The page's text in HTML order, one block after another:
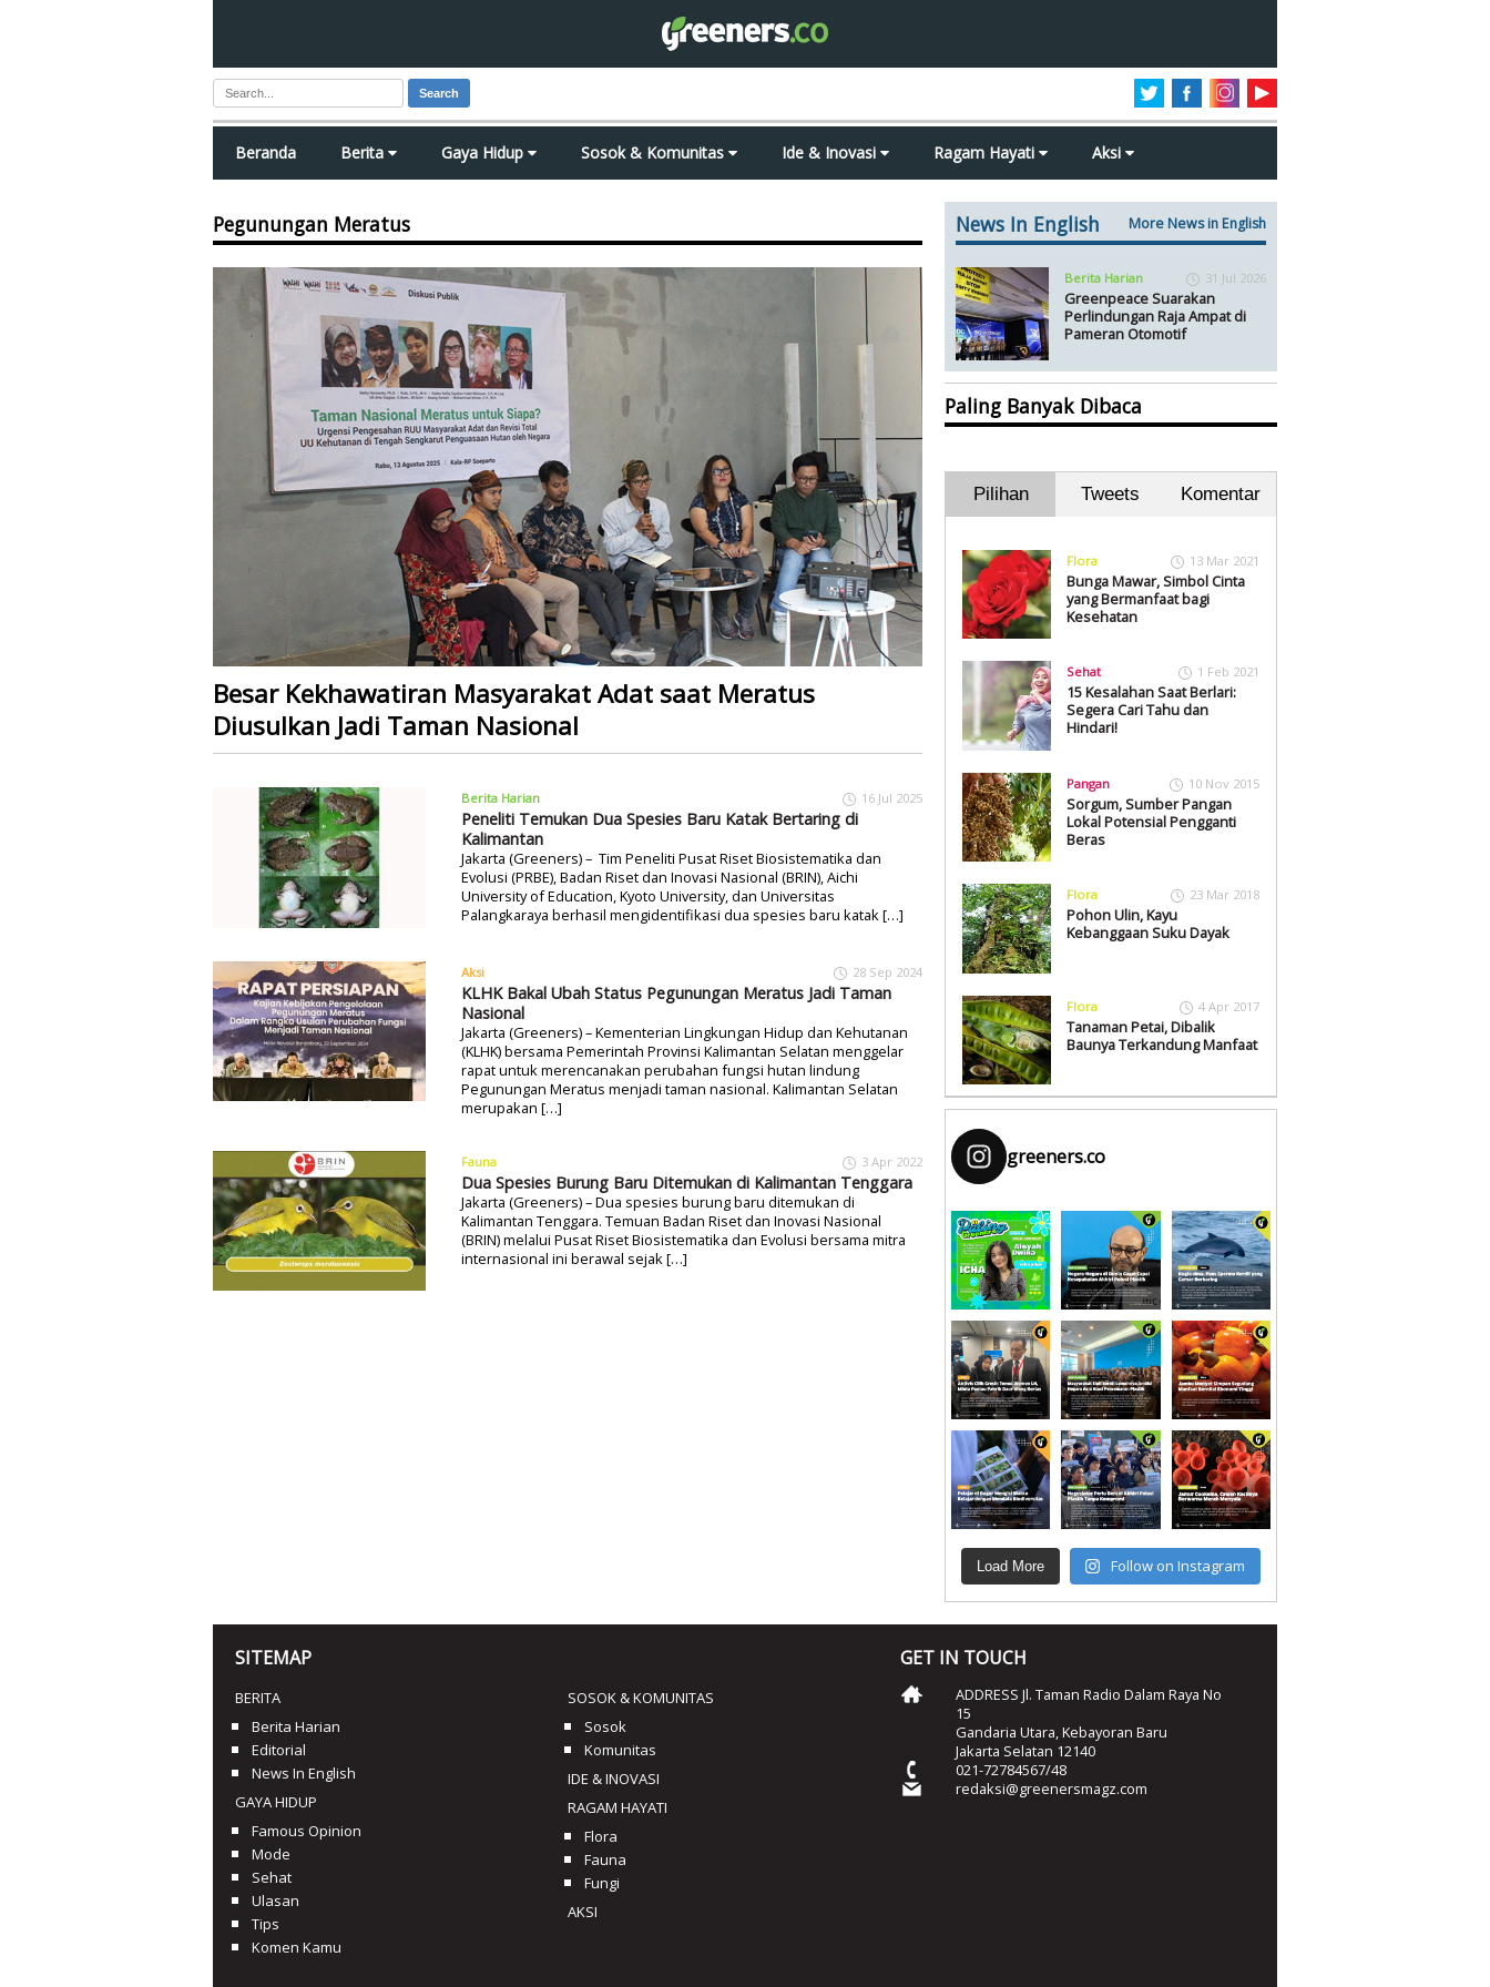
Search
Beranda Berita Gaya Hidup Sosok & Komunitas Ide & Inovasi Ragam Hayati Aksi
Pegunungan Meratus
Besar Kekhawatiran Masyarakat Adat saat Meratus
Diusulkan Jadi Taman Nasional
Berita Harian 16 Jul 2025
Peneliti Temukan Dua Spesies Baru Katak Bertaring di
Kalimantan
Jakarta (Greeners) – Tim Peneliti Pusat Riset Biosistematika dan
Evolusi (PRBE), Badan Riset dan Inovasi Nasional (BRIN), Aichi
University of Education, Kyoto University, dan Universitas
Palangkaraya berhasil mengidentifikasi dua spesies baru katak […]
Aksi 28 Sep 2024
KLHK Bakal Ubah Status Pegunungan Meratus Jadi Taman
Nasional
Jakarta (Greeners) – Kementerian Lingkungan Hidup dan Kehutanan
(KLHK) bersama Pemerintah Provinsi Kalimantan Selatan menggelar
rapat untuk merencanakan perubahan fungsi hutan lindung
Pegunungan Meratus menjadi taman nasional. Kalimantan Selatan
merupakan […]
Fauna 3 Apr 2022
Dua Spesies Burung Baru Ditemukan di Kalimantan Tenggara
Jakarta (Greeners) – Dua spesies burung baru ditemukan di
Kalimantan Tenggara. Temuan Badan Riset dan Inovasi Nasional
(BRIN) melalui Pusat Riset Biosistematika dan Evolusi bersama mitra
internasional ini berawal sejak […]
News In English More News in English
Berita Harian 31 Jul 2026
Greenpeace Suarakan
Perlindungan Raja Ampat di
Pameran Otomotif
Paling Banyak Dibaca
Pilihan Tweets Komentar
Flora 13 Mar 2021
Bunga Mawar, Simbol Cinta
yang Bermanfaat bagi
Kesehatan
Sehat 1 Feb 2021
15 Kesalahan Saat Berlari:
Segera Cari Tahu dan
Hindari!
Pangan 10 Nov 2015
Sorgum, Sumber Pangan
Lokal Potensial Pengganti
Beras
Flora 23 Mar 2018
Pohon Ulin, Kayu
Kebanggaan Suku Dayak
Flora 4 Apr 2017
Tanaman Petai, Dibalik
Baunya Terkandung Manfaat
greeners.co
Load More Follow on Instagram
SITEMAP
BERITA
Berita Harian
Editorial
News In English
GAYA HIDUP
Famous Opinion
Mode
Sehat
Ulasan
Tips
Komen Kamu
SOSOK & KOMUNITAS
Sosok
Komunitas
IDE & INOVASI
RAGAM HAYATI
Flora
Fauna
Fungi
AKSI
GET IN TOUCH
ADDRESS Jl. Taman Radio Dalam Raya No
15
Gandaria Utara, Kebayoran Baru
Jakarta Selatan 12140
021-72784567/48
redaksi@greenersmagz.com